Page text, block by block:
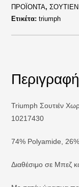
ΠΡΟΪΟΝΤΑ,ΣΟΥΤΙΕΝ
Ετικέτα:triumph
Περιγραφή
Triumph Σουτιέν
10217430
74% Polyamide,
Διαθέσιμο σε Μπεζ